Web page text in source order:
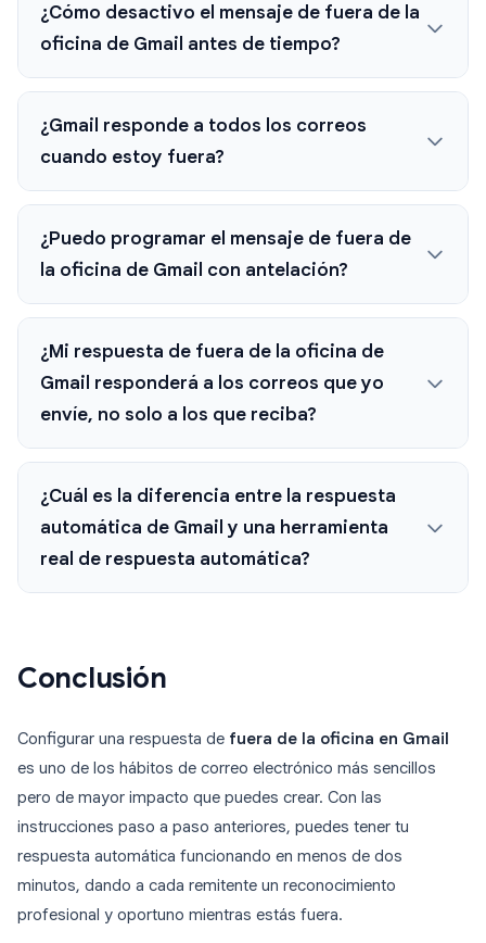
¿Cómo desactivo el mensaje de fuera de la
oficina de Gmail antes de tiempo?
¿Gmail responde a todos los correos
cuando estoy fuera?
¿Puedo programar el mensaje de fuera de
la oficina de Gmail con antelación?
¿Mi respuesta de fuera de la oficina de
Gmail responderá a los correos que yo
envíe, no solo a los que reciba?
¿Cuál es la diferencia entre la respuesta
automática de Gmail y una herramienta
real de respuesta automática?
Conclusión
Configurar una respuesta de fuera de la oficina en Gmail
es uno de los hábitos de correo electrónico más sencillos
pero de mayor impacto que puedes crear. Con las
instrucciones paso a paso anteriores, puedes tener tu
respuesta automática funcionando en menos de dos
minutos, dando a cada remitente un reconocimiento
profesional y oportuno mientras estás fuera.